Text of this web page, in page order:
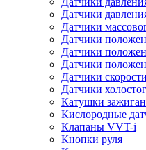
Датчики
Датчики
Датчики
Датчики
Датчики
Датчики скорости
Датчики
Катушки
Кислородные
Клапаны VVT-i
Кнопки руля